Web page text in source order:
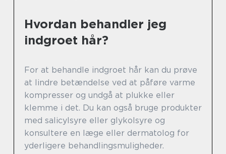
Hvordan behandler jeg
indgroet hår?
For at behandle indgroet hår kan du prøve
at lindre betændelse ved at påføre varme
kompresser og undgå at plukke eller
klemme i det. Du kan også bruge produkter
med salicylsyre eller glykolsyre og
konsultere en læge eller dermatolog for
yderligere behandlingsmuligheder.